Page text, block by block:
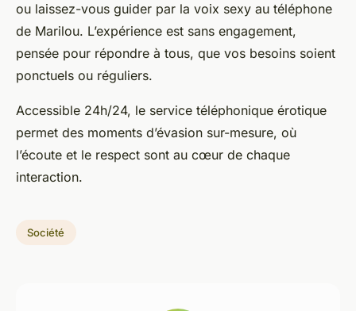
ou laissez-vous guider par la voix sexy au téléphone
de Marilou. L’expérience est sans engagement,
pensée pour répondre à tous, que vos besoins soient
ponctuels ou réguliers.
Accessible 24h/24, le service téléphonique érotique
permet des moments d’évasion sur-mesure, où
l’écoute et le respect sont au cœur de chaque
interaction.
Société